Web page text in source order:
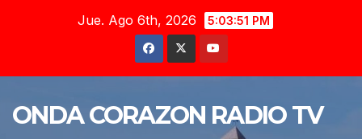
Jue. Ago 6th, 2026 5:03:52 PM
ONDA CORAZON RADIO TV